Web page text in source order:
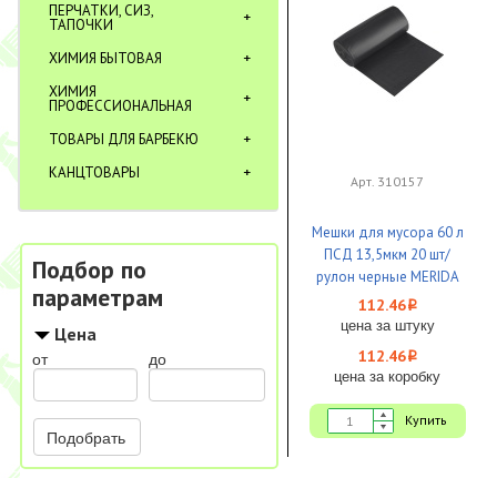
ПЕРЧАТКИ, СИЗ,
ТАПОЧКИ
ХИМИЯ БЫТОВАЯ
ХИМИЯ
ПРОФЕССИОНАЛЬНАЯ
ТОВАРЫ ДЛЯ БАРБЕКЮ
КАНЦТОВАРЫ
Подбор по
параметрам
Цена
от до
Подобрать
Арт. 310157
Мешки для мусора 60 л
ПСД 13,5мкм 20 шт/
рулон черные MERIDA
КОМФОРТ 1/25
112.46i
цена за штуку
112.46i
цена за коробку
Купить